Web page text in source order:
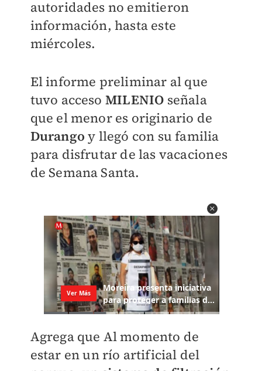
autoridades no emitieron
información, hasta este
miércoles.
El informe preliminar al que
tuvo acceso MILENIO señala
que el menor es originario de
Durangoy llegó con su familia
para disfrutar de las vacaciones
de Semana Santa.
Agrega que Al momento de
estar en un río artificial del